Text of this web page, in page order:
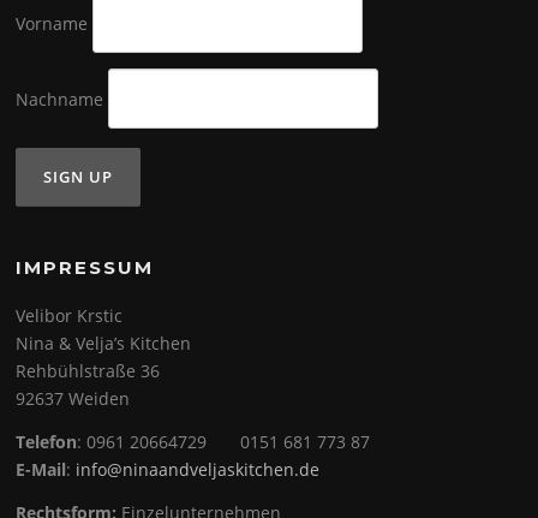
Vorname
Nachname
IMPRESSUM
Velibor Krstic
Nina & Velja’s Kitchen
Rehbühlstraße 36
92637 Weiden
Telefon: 0961 20664729 0151 681 773 87
E-Mail: info@ninaandveljaskitchen.de
Rechtsform: Einzelunternehmen